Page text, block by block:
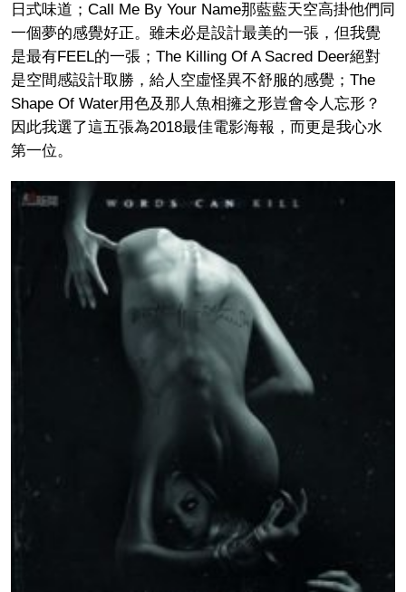
日式味道；Call Me By Your Name那藍藍天空高掛他們同
一個夢的感覺好正。雖未必是設計最美的一張，但我覺
是最有FEEL的一張；The Killing Of A Sacred Deer絕對
是空間感設計取勝，給人空虛怪異不舒服的感覺；The
Shape Of Water用色及那人魚相擁之形豈會令人忘形？
因此我選了這五張為2018最佳電影海報，而更是我心水
第一位。